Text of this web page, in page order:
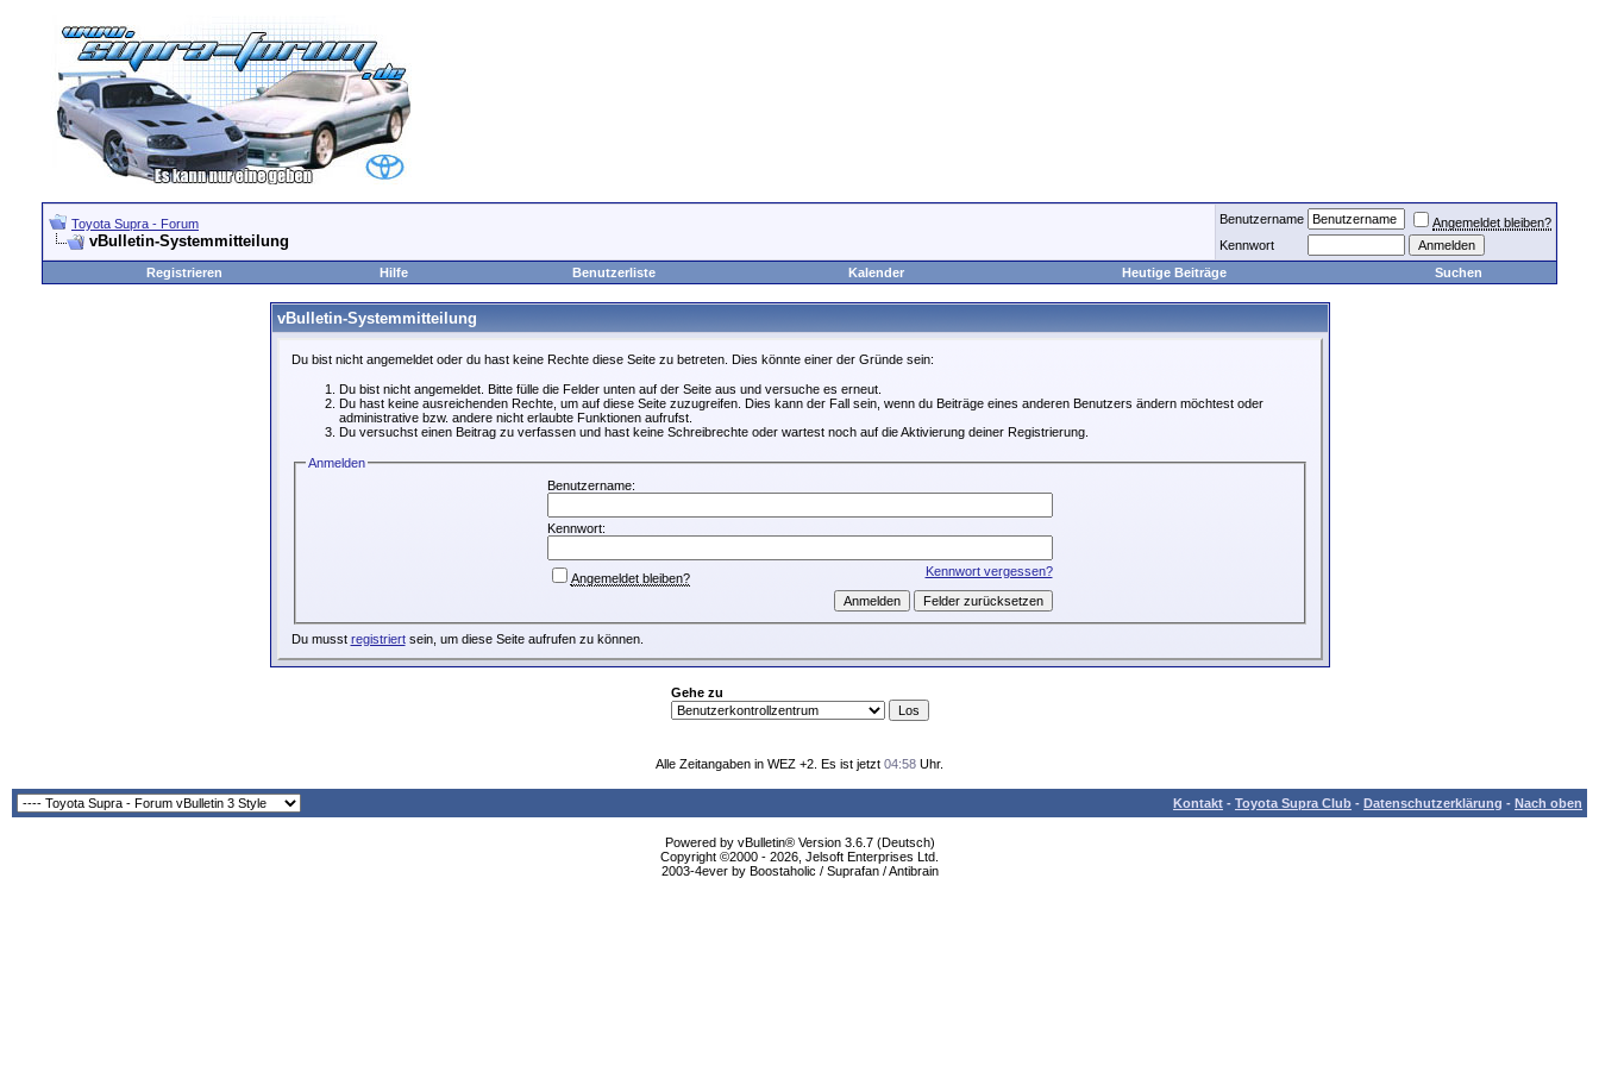
Toyota Supra - Forum
vBulletin-Systemmitteilung
Benutzername
Angemeldet bleiben?
Kennwort
Registrieren
Hilfe Benutzerliste Kalender Heutige Beiträge Suchen
vBulletin-Systemmitteilung
Du bist nicht angemeldet oder du hast keine Rechte diese Seite zu betreten. Dies könnte einer der Gründe sein:
Du bist nicht angemeldet. Bitte fülle die Felder unten auf der Seite aus und versuche es erneut.
Du hast keine ausreichenden Rechte, um auf diese Seite zuzugreifen. Dies kann der Fall sein, wenn du Beiträge eines anderen Benutzers ändern möchtest oder
administrative bzw. andere nicht erlaubte Funktionen aufrufst.
Du versuchst einen Beitrag zu verfassen und hast keine Schreibrechte oder wartest noch auf die Aktivierung deiner Registrierung.
Anmelden
Benutzername:
Kennwort:
Kennwort vergessen?
Angemeldet bleiben?
Du musst registriertsein, um diese Seite aufrufen zu können.
Gehe zu
Alle Zeitangaben in WEZ +2. Es ist jetzt 04:58 Uhr.
Kontakt - Toyota Supra Club - Datenschutzerklärung - Nach oben
Powered by vBulletin® Version 3.6.7 (Deutsch)
Copyright ©2000 - 2026, Jelsoft Enterprises Ltd.
2003-4ever by Boostaholic / Suprafan / Antibrain